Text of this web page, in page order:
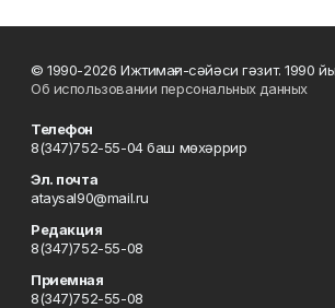
© 1990-2026 Ижтимағи-сәйәси гәзит. 1990
Об использовании персональных данных
Телефон
8(347)752-55-04 баш мөхәррир
Эл. почта
ataysal90@mail.ru
Редакция
8(347)752-55-08
Приемная
8(347)752-55-08